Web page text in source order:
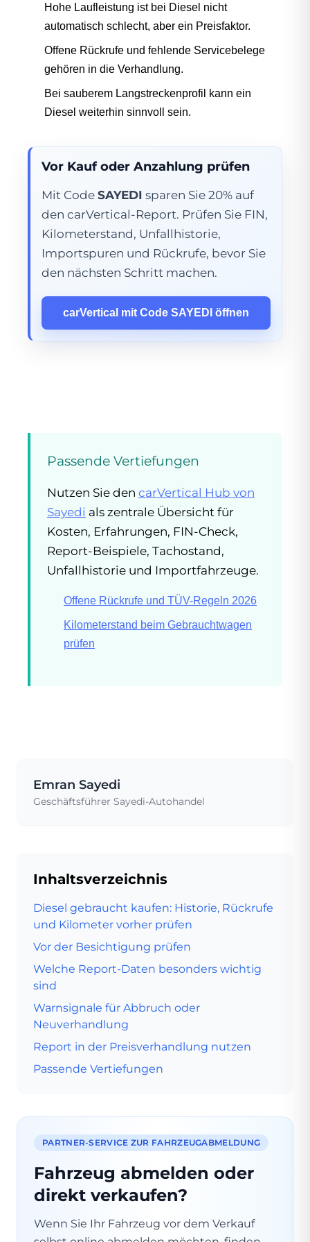
Hohe Laufleistung ist bei Diesel nicht
automatisch schlecht, aber ein Preisfaktor.
Offene Rückrufe und fehlende Servicebelege
gehören in die Verhandlung.
Bei sauberem Langstreckenprofil kann ein
Diesel weiterhin sinnvoll sein.
Vor Kauf oder Anzahlung prüfen
Mit Code SAYEDI sparen Sie 20% auf
den carVertical-Report. Prüfen Sie FIN,
Kilometerstand, Unfallhistorie,
Importspuren und Rückrufe, bevor Sie
den nächsten Schritt machen.
carVertical mit Code SAYEDI öffnen
Passende Vertiefungen
Nutzen Sie den carVertical Hub von
Sayedi als zentrale Übersicht für
Kosten, Erfahrungen, FIN-Check,
Report-Beispiele, Tachostand,
Unfallhistorie und Importfahrzeuge.
Offene Rückrufe und TÜV-Regeln 2026
Kilometerstand beim Gebrauchtwagen
prüfen
Emran Sayedi
Geschäftsführer Sayedi-Autohandel
Inhaltsverzeichnis
Diesel gebraucht kaufen: Historie, Rückrufe
und Kilometer vorher prüfen
Vor der Besichtigung prüfen
Welche Report-Daten besonders wichtig
sind
Warnsignale für Abbruch oder
Neuverhandlung
Report in der Preisverhandlung nutzen
Passende Vertiefungen
PARTNER-SERVICE ZUR FAHRZEUGABMELDUNG
Fahrzeug abmelden oder
direkt verkaufen?
Wenn Sie Ihr Fahrzeug vor dem Verkauf